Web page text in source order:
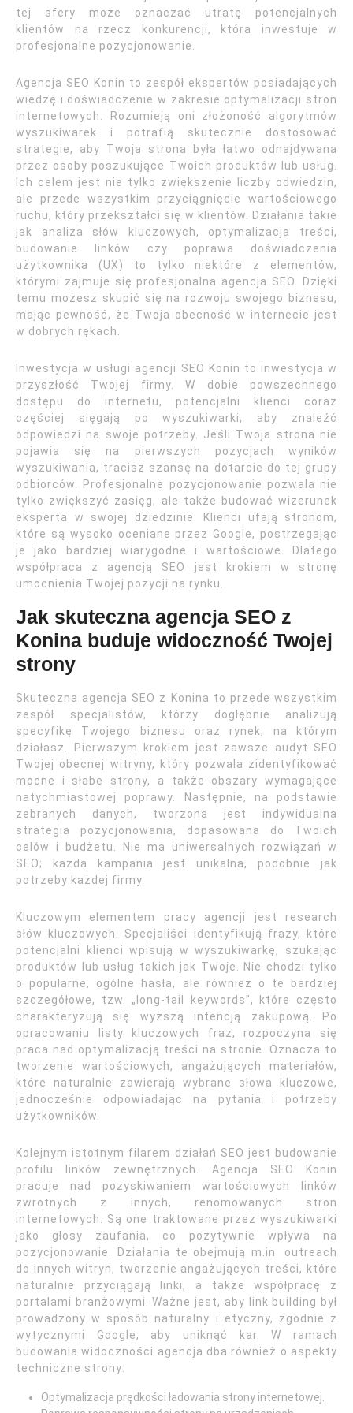
tej sfery może oznaczać utratę potencjalnych
klientów na rzecz konkurencji, która inwestuje w
profesjonalne pozycjonowanie.
Agencja SEO Konin to zespół ekspertów posiadających
wiedzę i doświadczenie w zakresie optymalizacji stron
internetowych. Rozumieją oni złożoność algorytmów
wyszukiwarek i potrafią skutecznie dostosować
strategie, aby Twoja strona była łatwo odnajdywana
przez osoby poszukujące Twoich produktów lub usług.
Ich celem jest nie tylko zwiększenie liczby odwiedzin,
ale przede wszystkim przyciągnięcie wartościowego
ruchu, który przekształci się w klientów. Działania takie
jak analiza słów kluczowych, optymalizacja treści,
budowanie linków czy poprawa doświadczenia
użytkownika (UX) to tylko niektóre z elementów,
którymi zajmuje się profesjonalna agencja SEO. Dzięki
temu możesz skupić się na rozwoju swojego biznesu,
mając pewność, że Twoja obecność w internecie jest
w dobrych rękach.
Inwestycja w usługi agencji SEO Konin to inwestycja w
przyszłość Twojej firmy. W dobie powszechnego
dostępu do internetu, potencjalni klienci coraz
częściej sięgają po wyszukiwarki, aby znaleźć
odpowiedzi na swoje potrzeby. Jeśli Twoja strona nie
pojawia się na pierwszych pozycjach wyników
wyszukiwania, tracisz szansę na dotarcie do tej grupy
odbiorców. Profesjonalne pozycjonowanie pozwala nie
tylko zwiększyć zasięg, ale także budować wizerunek
eksperta w swojej dziedzinie. Klienci ufają stronom,
które są wysoko oceniane przez Google, postrzegając
je jako bardziej wiarygodne i wartościowe. Dlatego
współpraca z agencją SEO jest krokiem w stronę
umocnienia Twojej pozycji na rynku.
Jak skuteczna agencja SEO z
Konina buduje widoczność Twojej
strony
Skuteczna agencja SEO z Konina to przede wszystkim
zespół specjalistów, którzy dogłębnie analizują
specyfikę Twojego biznesu oraz rynek, na którym
działasz. Pierwszym krokiem jest zawsze audyt SEO
Twojej obecnej witryny, który pozwala zidentyfikować
mocne i słabe strony, a także obszary wymagające
natychmiastowej poprawy. Następnie, na podstawie
zebranych danych, tworzona jest indywidualna
strategia pozycjonowania, dopasowana do Twoich
celów i budżetu. Nie ma uniwersalnych rozwiązań w
SEO; każda kampania jest unikalna, podobnie jak
potrzeby każdej firmy.
Kluczowym elementem pracy agencji jest research
słów kluczowych. Specjaliści identyfikują frazy, które
potencjalni klienci wpisują w wyszukiwarkę, szukając
produktów lub usług takich jak Twoje. Nie chodzi tylko
o popularne, ogólne hasła, ale również o te bardziej
szczegółowe, tzw. „long-tail keywords”, które często
charakteryzują się wyższą intencją zakupową. Po
opracowaniu listy kluczowych fraz, rozpoczyna się
praca nad optymalizacją treści na stronie. Oznacza to
tworzenie wartościowych, angażujących materiałów,
które naturalnie zawierają wybrane słowa kluczowe,
jednocześnie odpowiadając na pytania i potrzeby
użytkowników.
Kolejnym istotnym filarem działań SEO jest budowanie
profilu linków zewnętrznych. Agencja SEO Konin
pracuje nad pozyskiwaniem wartościowych linków
zwrotnych z innych, renomowanych stron
internetowych. Są one traktowane przez wyszukiwarki
jako głosy zaufania, co pozytywnie wpływa na
pozycjonowanie. Działania te obejmują m.in. outreach
do innych witryn, tworzenie angażujących treści, które
naturalnie przyciągają linki, a także współpracę z
portalami branżowymi. Ważne jest, aby link building był
prowadzony w sposób naturalny i etyczny, zgodnie z
wytycznymi Google, aby uniknąć kar. W ramach
budowania widoczności agencja dba również o aspekty
techniczne strony:
Optymalizacja prędkości ładowania strony internetowej.